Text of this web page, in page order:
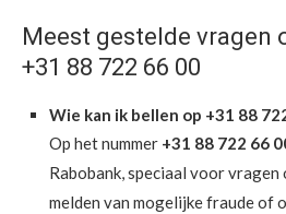
Meest gestelde vragen
+31 88 722 66 00
Wie kan ik bellen op +31 88
Op het nummer +31 88 722 66
Rabobank, speciaal voor
melden van mogelijke fraude of